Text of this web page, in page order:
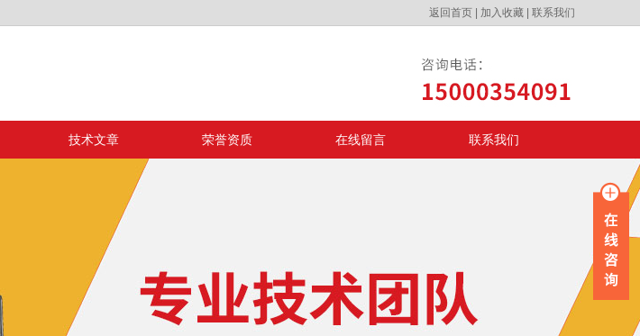
返回首页 加入收藏 联系我们
技术文章 荣誉资质 在线留言 联系我们